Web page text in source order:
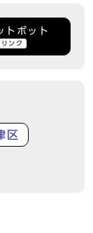
トボット
ンク
区